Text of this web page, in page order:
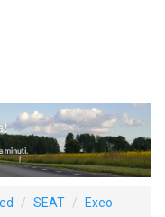
SEAT Exeo